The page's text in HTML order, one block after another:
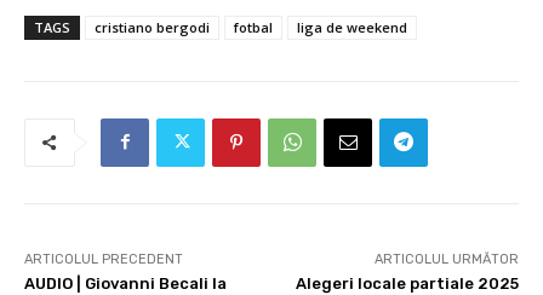
TAGS cristiano bergodi fotbal liga de weekend
ARTICOLUL PRECEDENT
AUDIO | Giovanni Becali la
ARTICOLUL URMĂTOR
Alegeri locale partiale 2025